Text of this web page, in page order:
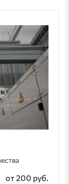
от 200 руб.